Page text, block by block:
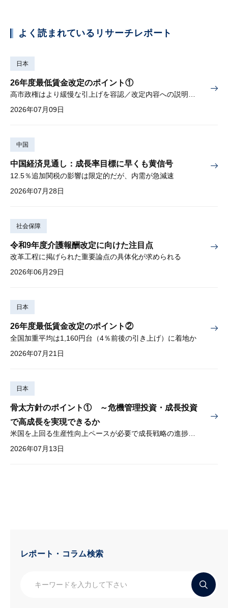
よく読まれているリサーチレポート
日本
26年度最低賃金改定のポイント①
高市政権はより緩慢な引上げを容認／改定内容への説明責任が焦点
2026年07月09日
中国
中国経済見通し：成長率目標に早くも黄信号
12.5％追加関税の影響は限定的だが、内需が急減速
2026年07月28日
社会保障
令和9年度介護報酬改定に向けた注目点
改革工程に掲げられた重要論点の具体化が求められる
2026年06月29日
日本
26年度最低賃金改定のポイント②
全国加重平均は1,160円台（4％前後の引き上げ）に着地か
2026年07月21日
日本
骨太方針のポイント① ～危機管理投資・成長投資
で高成長を実現できるか
米国を上回る生産性向上ペースが必要で成長戦略の進捗管理も課題
2026年07月13日
レポート・コラム検索